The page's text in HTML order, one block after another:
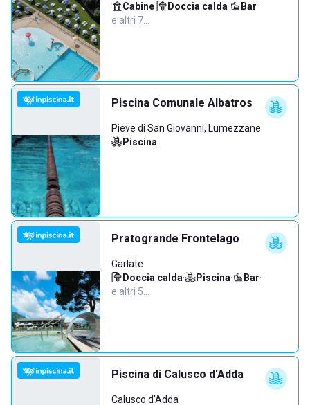
Cabine· Doccia calda· Bar·
e altri 7…
Piscina Comunale Albatros
Pieve di San Giovanni, Lumezzane
Piscina
Pratogrande Frontelago
Garlate
Doccia calda· Piscina· Bar·
e altri 5…
Piscina di Calusco d'Adda
Calusco d'Adda